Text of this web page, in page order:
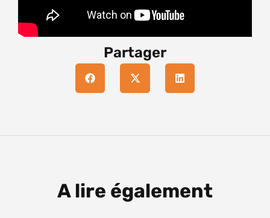
Partager
A lire également